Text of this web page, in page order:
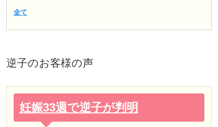
全て
逆子のお客様の声
妊娠33週で逆子が判明